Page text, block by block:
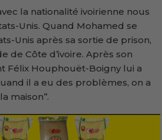
la nationalité ivoirienne nous
Unis. Quand Mohamed se
Unis après sa sortie de prison,
de Côte d’ivoire. Après son
Félix Houphouët-Boigny lui a
il a eu des problèmes, on a
maison’’.